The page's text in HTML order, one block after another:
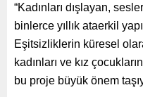
“Kadınları dışlayan,
binlerce yıllık ataerkil
Eşitsizliklerin küresel
kadınları ve kız
bu proje büyük önem